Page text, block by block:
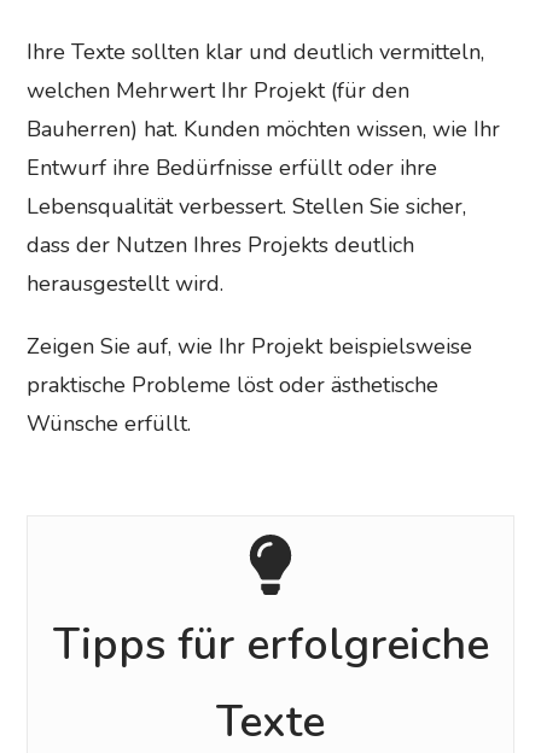
Ihre Texte sollten klar und deutlich vermitteln,
welchen Mehrwert Ihr Projekt (für den
Bauherren) hat. Kunden möchten wissen, wie Ihr
Entwurf ihre Bedürfnisse erfüllt oder ihre
Lebensqualität verbessert. Stellen Sie sicher,
dass der Nutzen Ihres Projekts deutlich
herausgestellt wird.
Zeigen Sie auf, wie Ihr Projekt beispielsweise
praktische Probleme löst oder ästhetische
Wünsche erfüllt.
Tipps für erfolgreiche
Texte